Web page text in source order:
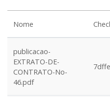
Nome
publicacao-
EXTRATO-DE-
CONTRATO-No-
46.pdf